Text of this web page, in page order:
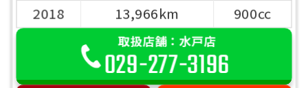
2018 13,966km 900cc
取扱店舗：水戸店
029-277-3196